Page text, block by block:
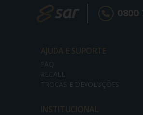
0800
AJUDA E SUPORTE
FAQ
RECALL
TROCAS E DEVOLUÇÕES
INSTITUCIONAL